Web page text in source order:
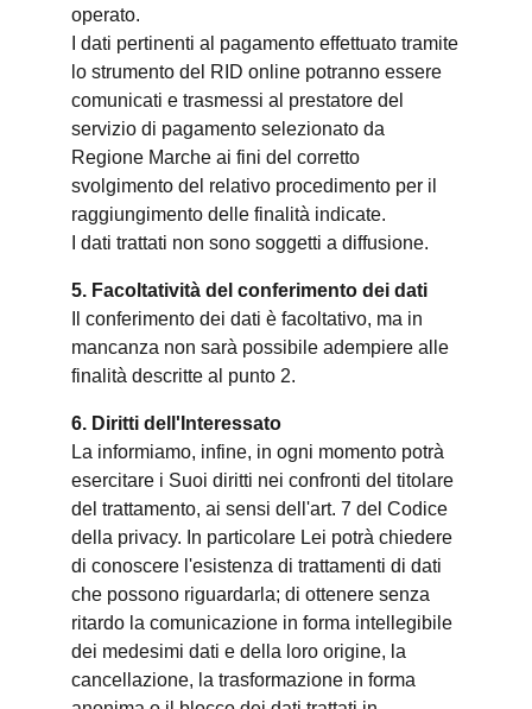
operato.
I dati pertinenti al pagamento effettuato tramite
lo strumento del RID online potranno essere
comunicati e trasmessi al prestatore del
servizio di pagamento selezionato da
Regione Marche ai fini del corretto
svolgimento del relativo procedimento per il
raggiungimento delle finalità indicate.
I dati trattati non sono soggetti a diffusione.
5. Facoltatività del conferimento dei dati
Il conferimento dei dati è facoltativo, ma in
mancanza non sarà possibile adempiere alle
finalità descritte al punto 2.
6. Diritti dell'Interessato
La informiamo, infine, in ogni momento potrà
esercitare i Suoi diritti nei confronti del titolare
del trattamento, ai sensi dell'art. 7 del Codice
della privacy. In particolare Lei potrà chiedere
di conoscere l'esistenza di trattamenti di dati
che possono riguardarla; di ottenere senza
ritardo la comunicazione in forma intellegibile
dei medesimi dati e della loro origine, la
cancellazione, la trasformazione in forma